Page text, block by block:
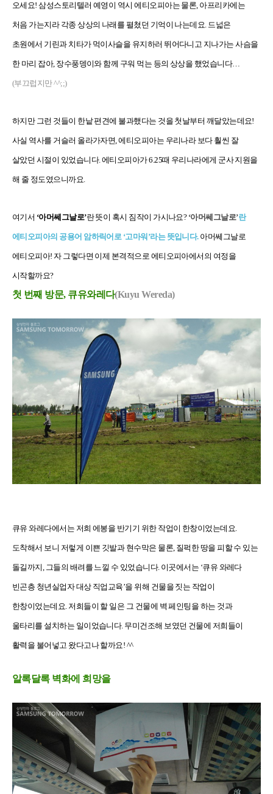
오세요! 삼성스토리텔러 예영이 역시 에티오피아는 물론, 아프리카에는
처음 가는지라 각종 상상의 나래를 펼쳤던 기억이 나는데요. 드넓은
초원에서 기린과 치타가 먹이사슬을 유지하러 뛰어다니고 지나가는 사슴을
한 마리 잡아, 장수풍뎅이와 함께 구워 먹는 등의 상상을 했었습니다…
(부끄럽지만 ^^;;)
하지만 그런 것들이 한낱 편견에 불과했다는 것을 첫날부터 깨달았는데요!
사실 역사를 거슬러 올라가자면, 에티오피아는 우리나라 보다 훨씬 잘
살았던 시절이 있었습니다. 에티오피아가 6.25때 우리나라에게 군사 지원을
해 줄 정도였으니까요.
여기서 ‘아머쎄그날로’란 뜻이 혹시 짐작이 가시나요? ‘아머쎄그날로’란
에티오피아의 공용어 암하릭어로 ‘고마워’라는 뜻입니다.아머쎄그날로
에티오피아! 자 그렇다면 이제 본격적으로 에티오피아에서의 여정을
시작할까요?
첫 번째 방문, 큐유와레다(Kuyu Wereda)
큐유 와레다에서는 저희 에봉을 반기기 위한 작업이 한창이었는데요.
도착해서 보니 저렇게 이쁜 깃발과 현수막은 물론, 질퍽한 땅을 피할 수 있는
돌길까지, 그들의 배려를 느낄 수 있었습니다. 이곳에서는 ‘큐유 와레다
빈곤층 청년실업자 대상 직업교육’을 위해 건물을 짓는 작업이
한창이었는데요. 저희들이 할 일은 그 건물에 벽 페인팅을 하는 것과
울타리를 설치하는 일이었습니다. 무미건조해 보였던 건물에 저희들이
활력을 불어넣고 왔다고나 할까요! ^^
알록달록 벽화에 희망을